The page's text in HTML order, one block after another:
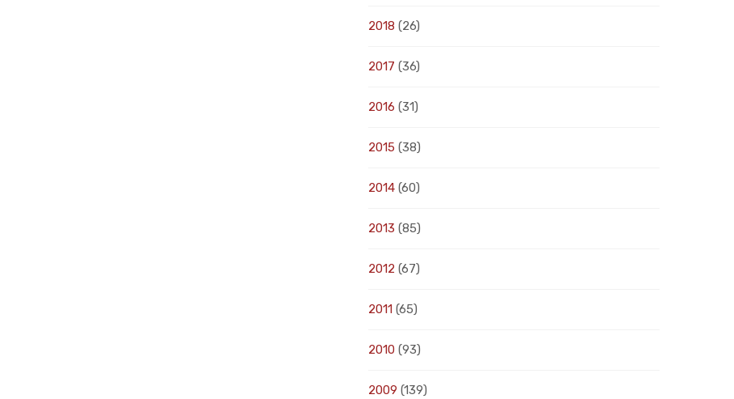
2018 (26)
2017 (36)
2016 (31)
2015 (38)
2014(60)
2013 (85)
2012 (67)
2011(65)
2010(93)
2009 (139)